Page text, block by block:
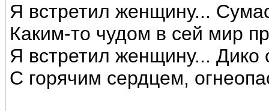
Я встретил женщину...
Каким-то чудом в сей мир
Я встретил женщину... Дико
С горячим сердцем,